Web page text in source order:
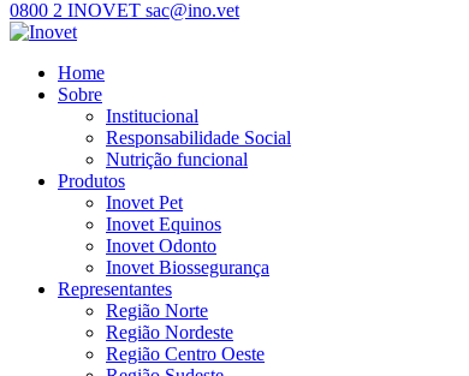
0800 2 INOVET sac@ino.vet
Home
Sobre
Institucional
Responsabilidade Social
Nutrição funcional
Produtos
Inovet Pet
Inovet Equinos
Inovet Odonto
Inovet Biossegurança
Representantes
Região Norte
Região Nordeste
Região Centro Oeste